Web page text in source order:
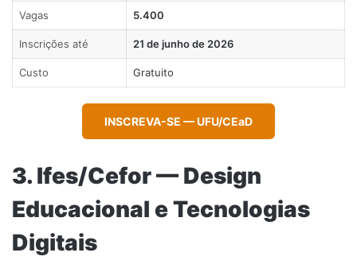
Vagas 5.400
Inscrições até 21 de junho de 2026
Custo Gratuito
INSCREVA-SE — UFU/CEaD
3. Ifes/Cefor — Design
Educacional e Tecnologias
Digitais